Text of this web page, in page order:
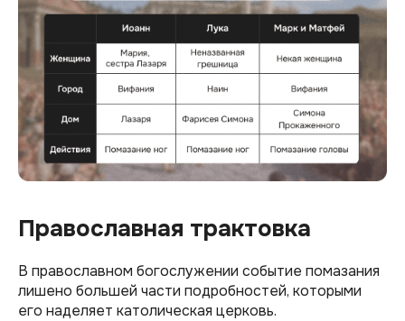
Православная трактовка
В православном богослужении событие помазания
лишено большей части подробностей, которыми
его наделяет католическая церковь.